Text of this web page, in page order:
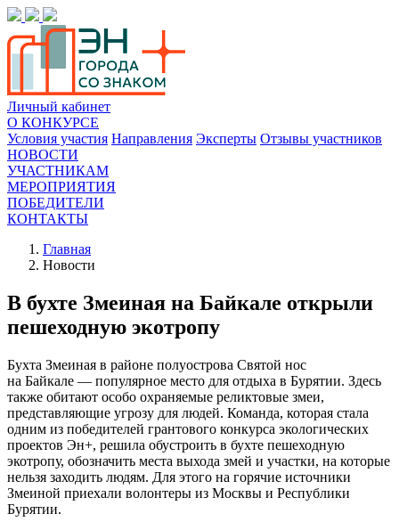
Личный кабинет
О КОНКУРСЕ
Условия участия Направления Эксперты Отзывы участников
НОВОСТИ
УЧАСТНИКАМ
МЕРОПРИЯТИЯ
ПОБЕДИТЕЛИ
КОНТАКТЫ
Главная
Новости
В бухте Змеиная на Байкале открыли
пешеходную экотропу
Бухта Змеиная в районе полуострова Святой нос
на Байкале — популярное место для отдыха в Бурятии. Здесь
также обитают особо охраняемые реликтовые змеи,
представляющие угрозу для людей. Команда, которая стала
одним из победителей грантового конкурса экологических
проектов Эн+, решила обустроить в бухте пешеходную
экотропу, обозначить места выхода змей и участки, на которые
нельзя заходить людям. Для этого на горячие источники
Змеиной приехали волонтеры из Москвы и Республики
Бурятии.